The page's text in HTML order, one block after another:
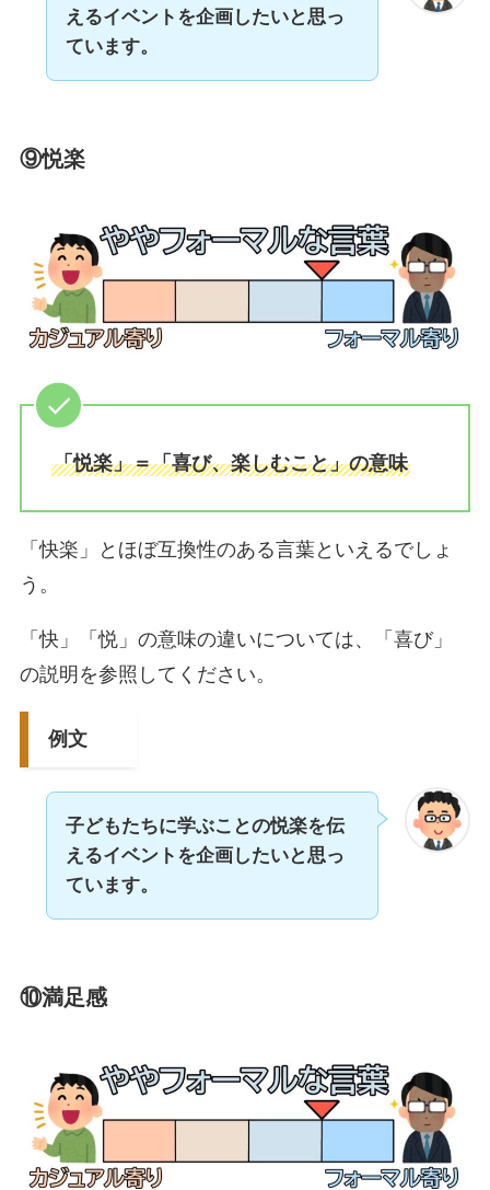
えるイベントを企画したいと思っ
ています。
⑨悦楽
「悦楽」＝「喜び、楽しむこと」の意味
「快楽」とほぼ互換性のある言葉といえるでしょ
う。
「快」「悦」の意味の違いについては、「喜び」
の説明を参照してください。
例文
子どもたちに学ぶことの悦楽を伝
えるイベントを企画したいと思っ
ています。
⑩満足感